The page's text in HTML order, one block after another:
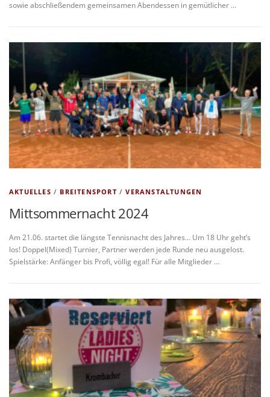
sowie abschließendem gemeinsamen Abendessen in gemütlicher …
AKTUELLES / BREITENSPORT/VERANSTALTUNGEN
Mittsommernacht 2024
Am 21.06. startet die längste Tennisnacht des Jahres… Um 18 Uhr geht’s
los! Doppel(Mixed) Turnier, Partner werden jede Runde neu ausgelost.
Spielstärke: Anfänger bis Profi, völlig egal! Für alle Mitglieder …